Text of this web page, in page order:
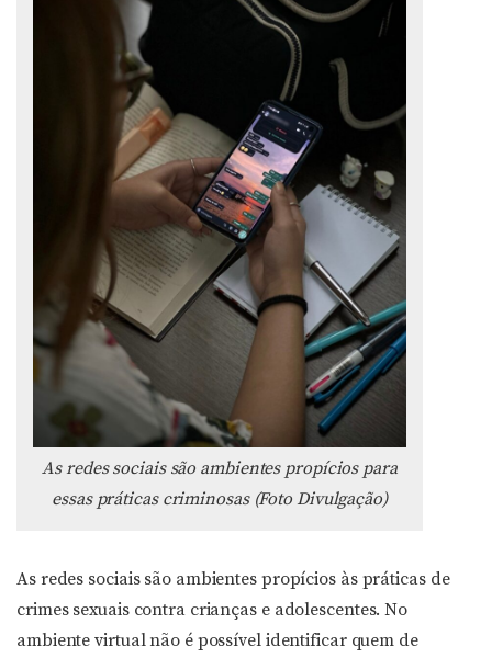
As redes sociais são ambientes propícios para
essas práticas criminosas (Foto Divulgação)
As redes sociais são ambientes propícios às práticas de
crimes sexuais contra crianças e adolescentes. No
ambiente virtual não é possível identificar quem de